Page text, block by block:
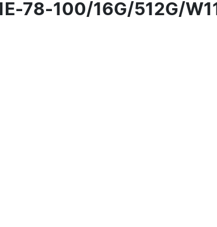
78-100/16G/512G/W11